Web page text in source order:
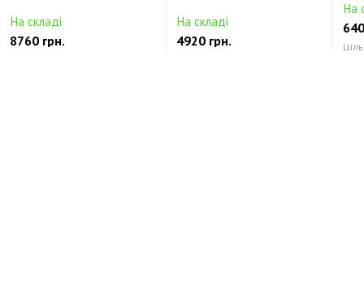
На складі
8760 грн.
На складі
4920 грн.
На